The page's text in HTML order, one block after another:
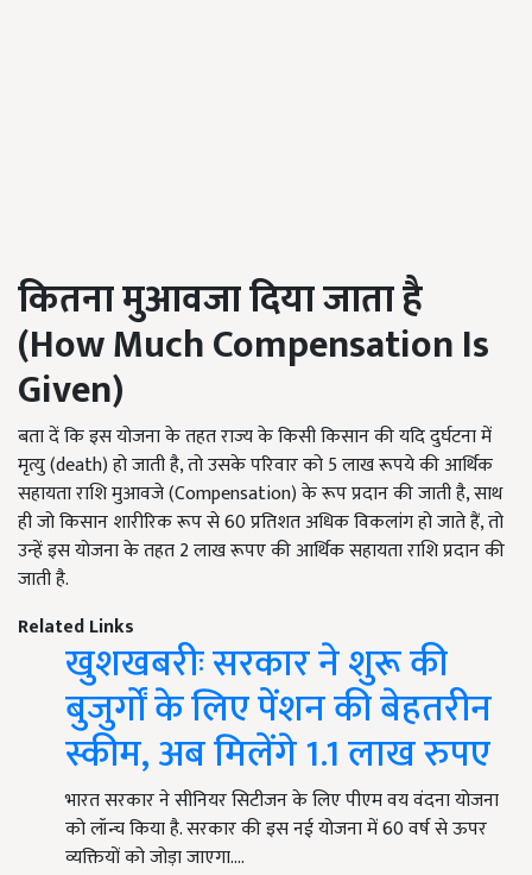
कितना मुआवजा दिया जाता है
(How Much Compensation Is
Given)
बता दें कि इस योजना के तहत राज्य के किसी किसान की यदि दुर्घटना में
मृत्यु (death) हो जाती है, तो उसके परिवार को 5 लाख रूपये की आर्थिक
सहायता राशि मुआवजे (Compensation) के रूप प्रदान की जाती है, साथ
ही जो किसान शारीरिक रूप से 60 प्रतिशत अधिक विकलांग हो जाते हैं, तो
उन्हें इस योजना के तहत 2 लाख रूपए की आर्थिक सहायता राशि प्रदान की
जाती है.
Related Links
खुशखबरीः सरकार ने शुरू की
बुजुर्गों के लिए पेंशन की बेहतरीन
स्कीम, अब मिलेंगे 1.1 लाख रुपए
भारत सरकार ने सीनियर सिटीजन के लिए पीएम वय वंदना योजना
को लॉन्च किया है. सरकार की इस नई योजना में 60 वर्ष से ऊपर
व्यक्तियों को जोड़ा जाएगा.…